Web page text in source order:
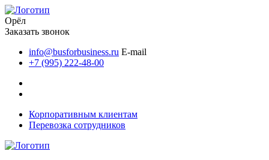
Орёл
Заказать звонок
info@busforbusiness.ru E-mail
+7 (995) 222-48-00
Корпоративным клиентам
Перевозка сотрудников